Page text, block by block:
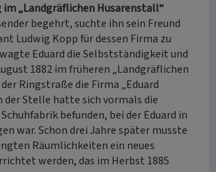
„Landgräflichen Husarenstall“
begehrt, suchte ihn sein Freund
Ludwig Kopp für dessen Firma zu
Eduard die Selbstständigkeit und
1882 im früheren „Landgräflichen
Ringstraße die Firma „Eduard
der Stelle hatte sich vormals die
befunden, bei der Eduard in
war. Schon drei Jahre später musste
Räumlichkeiten ein neues
werden, das im Herbst 1885